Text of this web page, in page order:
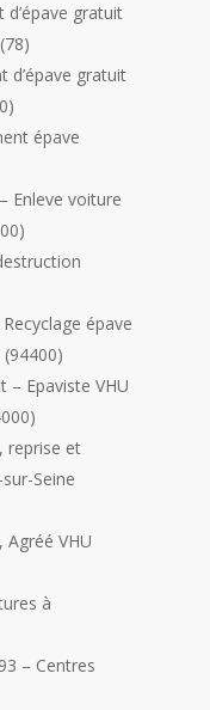
d’épave gratuit
d’épave gratuit
épave
Enleve voiture
épave
– Epaviste VHU
reprise et
Seine
Agréé VHU
à
– Centres